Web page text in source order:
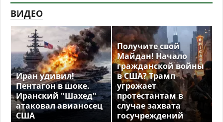
ВИДЕО
Иран удивил!
Пентагон в шоке.
Иранский "Шахед"
атаковал авианосец
США
Получите свой
Майдан! Начало
гражданской войны
в США? Трамп
угрожает
протестантам в
случае захвата
госучреждений